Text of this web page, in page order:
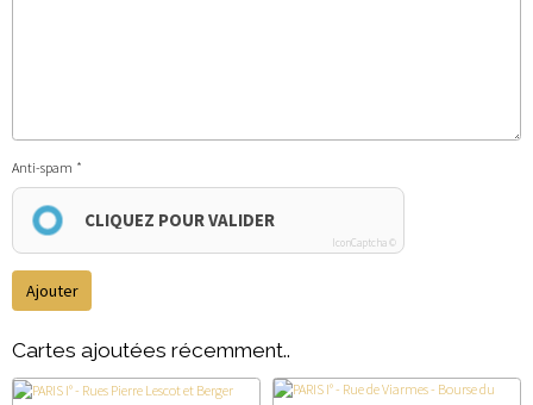
Anti-spam
CLIQUEZ POUR VALIDER
IconCaptcha ©
Ajouter
Cartes ajoutées récemment..